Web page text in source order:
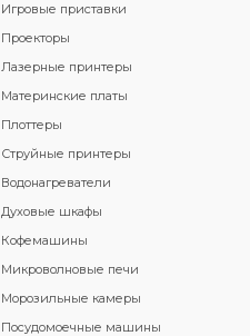
Игровые приставки
Проекторы
Лазерные принтеры
Материнские платы
Плоттеры
Струйные принтеры
Водонагреватели
Духовые шкафы
Кофемашины
Микроволновые печи
Морозильные камеры
Посудомоечные машины